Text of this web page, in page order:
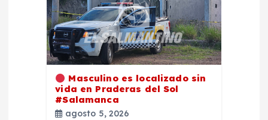
Masculino es localizado sin
vida en Praderas del Sol
#Salamanca
agosto 5, 2026